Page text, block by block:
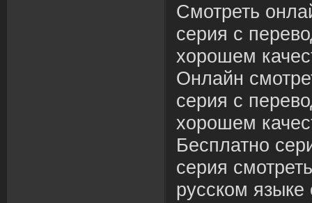
Смотреть
серия с
хорошем
Онлайн
серия с
хорошем
Бесплатно
серия
русском языке